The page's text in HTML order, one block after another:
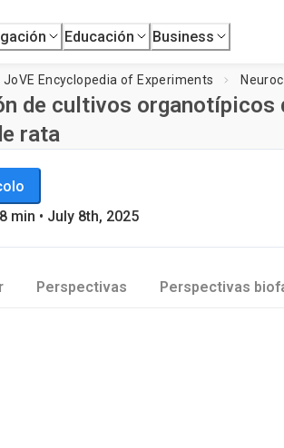
Educación Business
JoVE Encyclopedia of Experiments
de cultivos
rata
of Experiments
min • July 8th, 2025
Perspectivas Perspectivas